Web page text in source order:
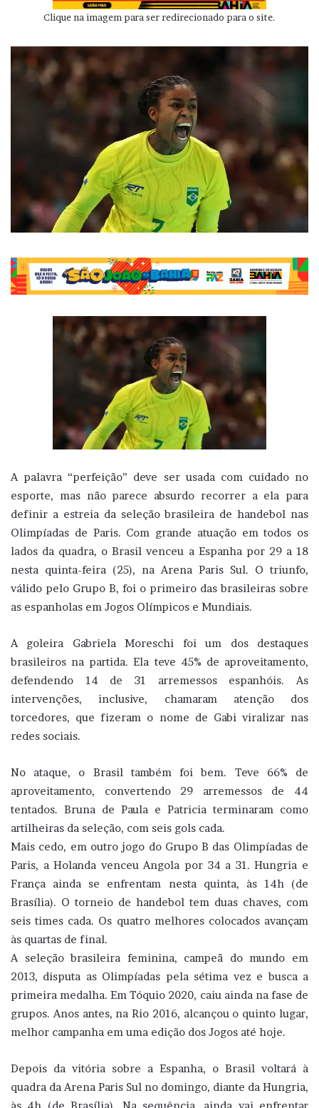
Clique na imagem para ser redirecionado para o site.
A palavra “perfeição” deve ser usada com cuidado no
esporte, mas não parece absurdo recorrer a ela para
definir a estreia da seleção brasileira de handebol nas
Olimpíadas de Paris. Com grande atuação em todos os
lados da quadra, o Brasil venceu a Espanha por 29 a 18
nesta quinta-feira (25), na Arena Paris Sul. O triunfo,
válido pelo Grupo B, foi o primeiro das brasileiras sobre
as espanholas em Jogos Olímpicos e Mundiais.
A goleira Gabriela Moreschi foi um dos destaques
brasileiros na partida. Ela teve 45% de aproveitamento,
defendendo 14 de 31 arremessos espanhóis. As
intervenções, inclusive, chamaram atenção dos
torcedores, que fizeram o nome de Gabi viralizar nas
redes sociais.
No ataque, o Brasil também foi bem. Teve 66% de
aproveitamento, convertendo 29 arremessos de 44
tentados. Bruna de Paula e Patricia terminaram como
artilheiras da seleção, com seis gols cada.
Mais cedo, em outro jogo do Grupo B das Olimpíadas de
Paris, a Holanda venceu Angola por 34 a 31. Hungria e
França ainda se enfrentam nesta quinta, às 14h (de
Brasília). O torneio de handebol tem duas chaves, com
seis times cada. Os quatro melhores colocados avançam
às quartas de final.
A seleção brasileira feminina, campeã do mundo em
2013, disputa as Olimpíadas pela sétima vez e busca a
primeira medalha. Em Tóquio 2020, caiu ainda na fase de
grupos. Anos antes, na Rio 2016, alcançou o quinto lugar,
melhor campanha em uma edição dos Jogos até hoje.
Depois da vitória sobre a Espanha, o Brasil voltará à
quadra da Arena Paris Sul no domingo, diante da Hungria,